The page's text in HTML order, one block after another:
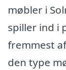
møbler i
spiller ind i
fremmest
den type